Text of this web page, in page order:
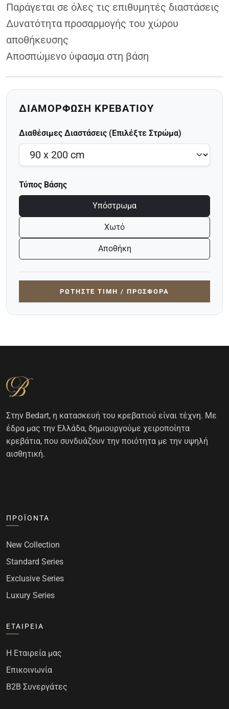
Παράγεται σε όλες τις επιθυμητές διαστάσεις
Δυνατότητα προσαρμογής του χώρου
αποθήκευσης
Αποσπώμενο ύφασμα στη βάση
ΔΙΑΜΌΡΦΩΣΗ ΚΡΕΒΑΤΙΟΎ
Διαθέσιμες Διαστάσεις (Επιλέξτε Στρώμα)
Τύπος Βάσης
Υπόστρωμα
Χωτό
Αποθήκη
ΡΩΤΉΣΤΕ ΤΙΜΉ / ΠΡΟΣΦΟΡΆ
Στην Bedart, η κατασκευή του κρεβατιού είναι τέχνη. Με
έδρα μας την Ελλάδα, δημιουργούμε χειροποίητα
κρεβάτια, που συνδυάζουν την ποιότητα με την υψηλή
αισθητική.
ΠΡΟΪΌΝΤΑ
New Collection
Standard Series
Exclusive Series
Luxury Series
ΕΤΑΙΡΕΊΑ
Η Εταιρεία μας
Επικοινωνία
B2B Συνεργάτες